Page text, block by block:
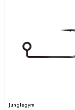
Junglegym